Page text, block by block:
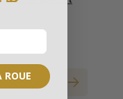
7 8
ROUE